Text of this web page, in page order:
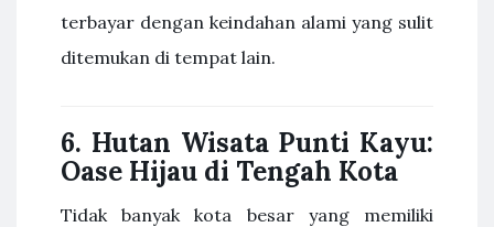
terbayar dengan keindahan alami yang sulit
ditemukan di tempat lain.
6. Hutan Wisata Punti Kayu:
Oase Hijau di Tengah Kota
Tidak banyak kota besar yang memiliki